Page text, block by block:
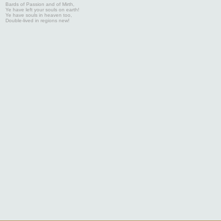
Bards of Passion and of Mirth,
Ye have left your souls on earth!
Ye have souls in heaven too,
Double-lived in regions new!